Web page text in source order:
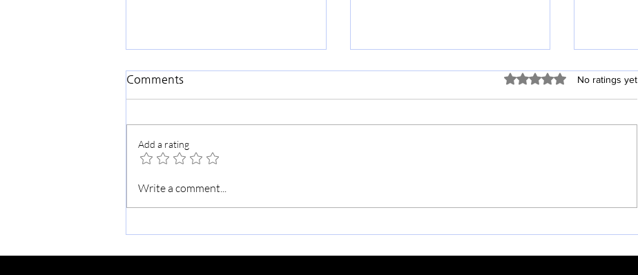
가을맞이 교회대청소
Comments Rated 0 out of 5 stars.
No ratings yet
Add a rating
Write a comment...